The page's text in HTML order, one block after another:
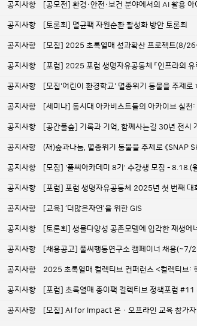
공지사항 [공모전] 환경·안전·보건 분야에서의 AI 활용
공지사항 [토론회] 멸균팩 자원순환 활성화 방안 토론회
공지사항 [모집] 2025 초록열매 성과확산 프로젝트(8/
공지사항 [포럼] 2025 포럼 생명자유공동체 「인프라의
공지사항 [모집'어린이 환경학교' 멸종위기 동물을 주제로
공지사항 [세미나] 동시대 아카비스트들의 아카이브 실천
공지사항 [공간풀숲] 기록과 기억, 함께사는길 30년 전시
공지사항 (재)숲과나눔, 멸종위기 동물을 주제로 《SNAP
공지사항 [모집] '풀씨아카데미 8기' 수강생 모집 - 8.18.(
공지사항 [포럼] 포럼 생명자유공동체 2025년 첫 번째 대
공지사항 [교육] ‘더많은자연’을 위한 GIS
공지사항 [토론회] 생물다양성 공존모델에 입각한 재생에
공지사항 [채용공고] 풀씨행동연구소 캠페이너 채용(~7/
공지사항 2025 초록열매 컬렉티브 컨퍼런스 <컬렉티브:
공지사항 [포럼] 초록열매 종이팩 컬렉티브 정책포럼
공지사항 [모집] AI for Impact 온ㆍ오프라인 교육 참가자